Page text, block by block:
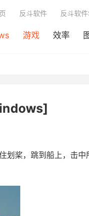
游戏 效率
反斗软件 反斗软
划桨，跳到船上，击中